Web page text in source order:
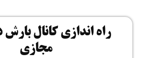
راه اندازی کانال
مجازی